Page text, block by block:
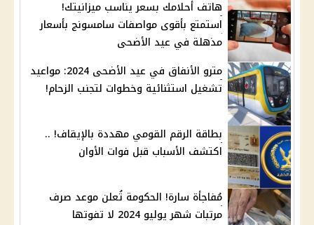
هاتف أحلامك بسعر يناسب ميزانيتك!
استمتع بأقوى مواصفات سامسونج بأسعار
مذهلة في عيد الأضحى
مترو الأنفاق في عيد الأضحى 2024: مواعيد
تشغيل استثنائية وخطوات لتجنب الزحام!
بطاقة الرقم القومي مهددة بالإيقاف! ..
اكتشف الأسباب قبل فوات الأوان
مُفاجأة سارة! الحكومة تُعلن موعد صرف
مرتبات شهر يوليو 2024 لا تفوتها